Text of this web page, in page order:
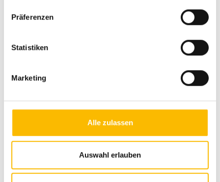
Präferenzen
Statistiken
Marketing
Alle zulassen
Auswahl erlauben
Regensensor
Spurhalteassistent
ABS